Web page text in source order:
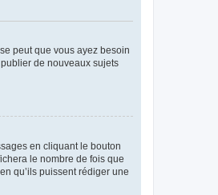
peut que vous ayez besoin
de nouveaux sujets
en cliquant le bouton
le nombre de fois que
qu’ils puissent rédiger une